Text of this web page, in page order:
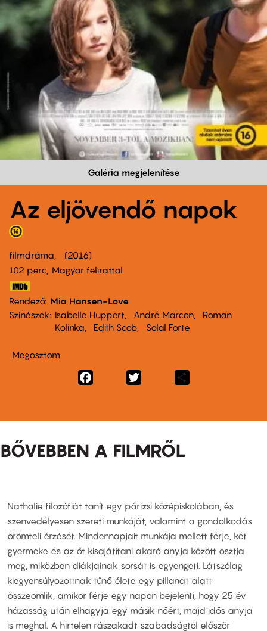
Galéria megjelenítése
Az eljövendő napok
filmdráma
2016
102 perc,
Magyar felirattal
Rendező Mia Hansen-Love
Színészek
Isabelle Huppert André Marcon
Roman
Kolinka
Edith Scob Solal Forte
Megosztom
Facebook
BŐVEBBEN A FILMRŐL
Nathalie filozófiát tanít egy párizsi középiskolában, és
szenvedélyesen szereti munkáját, valamint a gondolkodás
örömteli érzését. Mindennapjait munkája mellett férje, két
gyermeke és az őt kisajátítani akaró anyja között osztja
meg, miközben diákjainak sorsát is egyengeti. Látszólag
kiegyensúlyozottnak tűnő élete egy pillanat alatt
összeomlik, amikor férje egy napon bejelenti, hogy 25 év
házasság után elhagyja egy másik nőért, majd idős anyja
is meghal. A hirtelen rászakadt szabadságtól először